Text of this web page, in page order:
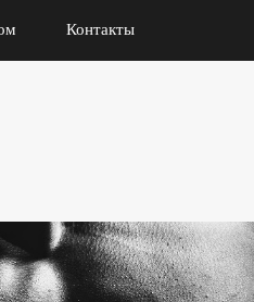
Контакты